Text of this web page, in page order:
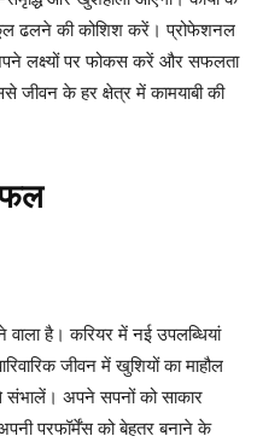
ढलने की कोशिश करें। प्रोफेशनल
लक्ष्यों पर फोकस करें और सफलता
जीवन के हर क्षेत्र में कामयाबी की
है। करियर में नई उपलब्धियां
जीवन में खुशियों का माहौल
संभालें। अपने सपनों को साकार
परफॉर्मेंस को बेहतर बनाने के